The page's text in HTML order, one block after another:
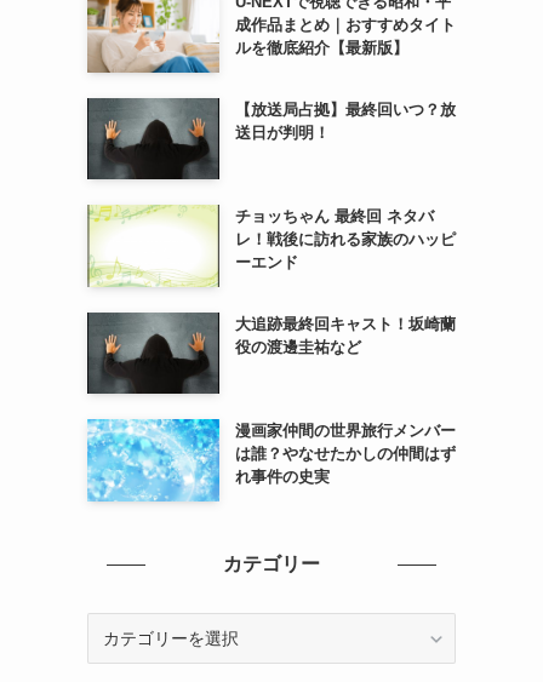
成作品まとめ｜おすすめタイト
ルを徹底紹介【最新版】
【放送局占拠】最終回いつ？放
送日が判明！
チョッちゃん 最終回 ネタバ
レ！戦後に訪れる家族のハッピ
ーエンド
大追跡最終回キャスト！坂崎蘭
役の渡邊圭祐など
漫画家仲間の世界旅行メンバー
は誰？やなせたかしの仲間はず
れ事件の史実
カテゴリー